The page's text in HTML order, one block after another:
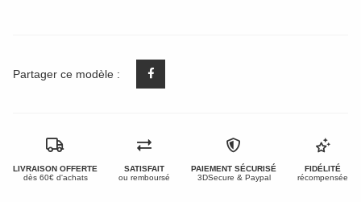
Partager ce modèle :
LIVRAISON OFFERTE
dès 60€ d'achats
SATISFAIT
ou remboursé
PAIEMENT SÉCURISÉ
3DSecure & Paypal
FIDÉLITÉ
récompensée